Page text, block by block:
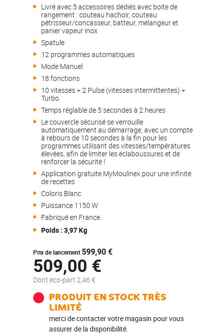
Livré avec 5 accessoires dédiés avec boite de
rangement : couteau hachoir, couteau
pétrisseur/concasseur, batteur, mélangeur et
panier vapeur inox
Spatule
12 programmes automatiques
Mode Manuel
18 fonctions
10 vitesses + 2 Pulse (vitesses intermittentes) +
Turbo
Temps réglable de 5 secondes à 2 heures
Le couvercle sécurisé se verrouille
automatiquement au démarrage, avec un compte
à rebours de 10 secondes à la fin pour les
programmes utilisant des vitesses/températures
élevées, afin de limiter les éclaboussures et de
renforcer la sécurité !
Application gratuite MyMoulinex pour une infinité
de recettes
Coloris Blanc
Puissance 1150 W
Fabriqué en France.
Poids : 3,97 Kg
Prix de lancement 599,90 €
509,00 €
Dont eco-part 2,46 €
PRODUIT EN STOCK TRÈS
LIMITÉ
merci de contacter votre magasin pour vous
assurer de la disponibilité.